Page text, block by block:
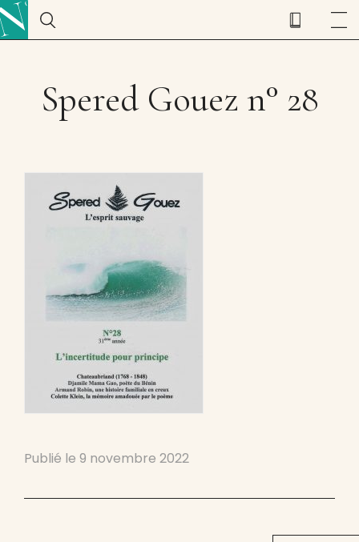
Spered Gouez n° 28
Publié le 9 novembre 2022